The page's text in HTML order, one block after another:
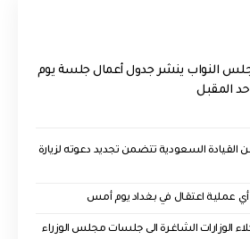
النواب ينشر جدول أعمال جلسة يوم
المقبل
القيادة السعودية تتضمن تجديد دعوته لزيارة
عملية اعتقال في بغداد يوم أمس
الوزارات الشاغرة الى جلسات مجلس الوزراء